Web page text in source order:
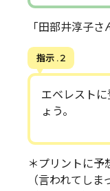
「田部井淳子さ
指示 . 2
エベレスト
ょう。
＊プリントに予
（言われてしま